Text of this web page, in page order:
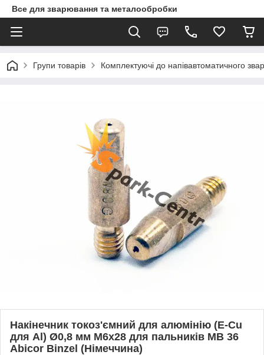
Все для зварювання та металообробки
Групи товарів Комплектуючі до напівавтоматичного
Накінечник токоз'ємний для алюмінію (E-Cu
для Al) Ø0,8 мм М6х28 для пальників МВ 36
Abicor Binzel (Німеччина)